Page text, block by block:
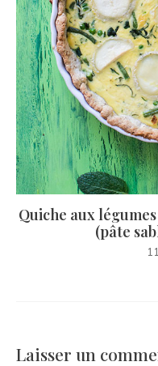
Quiche aux
(pâte
Laisser un